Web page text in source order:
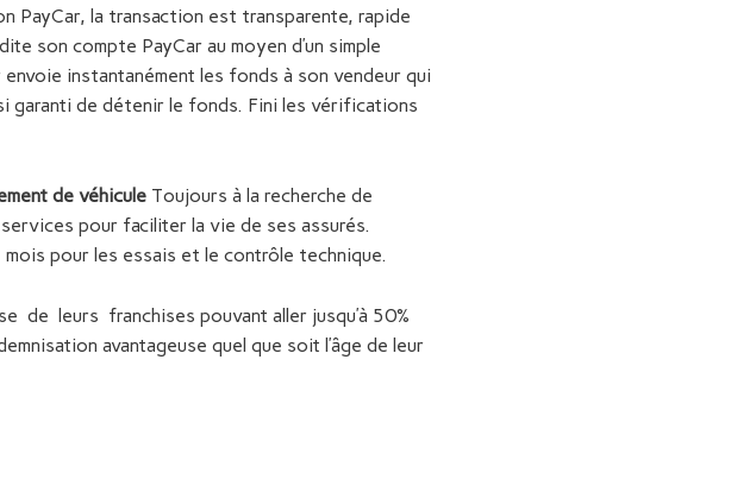
PayCar, la transaction est transparente, rapide
son compte PayCar au moyen d’un simple
instantanément les fonds à son vendeur qui
garanti de détenir le fonds. Fini les vérifications
de véhicule Toujours à la recherche de
pour faciliter la vie de ses assurés.
mois pour les essais et le contrôle technique.
de leurs franchises pouvant aller jusqu’à 50%
avantageuse quel que soit l’âge de leur